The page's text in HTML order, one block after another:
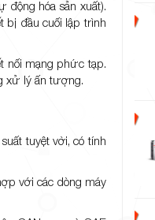
động hóa sản xuất).
bị đầu cuối lập trình
nối mạng phức tạp.
xử lý ấn tượng.
tuyệt vời, có tính
với các dòng máy